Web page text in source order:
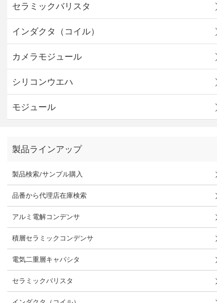
セラミックバリスタ
インダクタ（コイル）
カメラモジュール
シリコンウエハ
モジュール
製品ラインアップ
製品検索/サンプル購入
品番から代理店在庫検索
アルミ電解コンデンサ
積層セラミックコンデンサ
電気二重層キャパシタ
セラミックバリスタ